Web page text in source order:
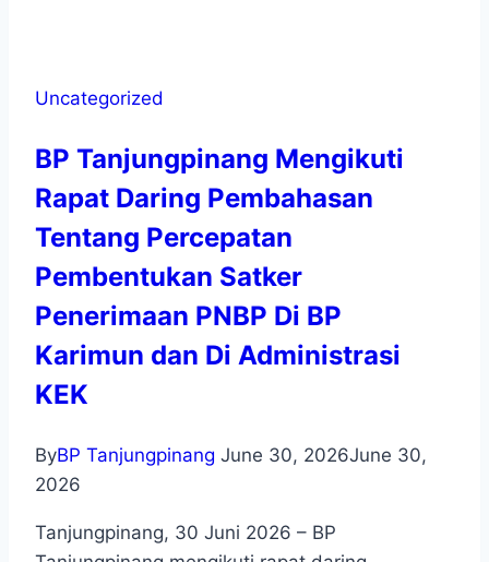
Uncategorized
BP Tanjungpinang Mengikuti
Rapat Daring Pembahasan
Tentang Percepatan
Pembentukan Satker
Penerimaan PNBP Di BP
Karimun dan Di Administrasi
KEK
ByBP Tanjungpinang June 30, 2026June 30,
2026
Tanjungpinang, 30 Juni 2026 – BP